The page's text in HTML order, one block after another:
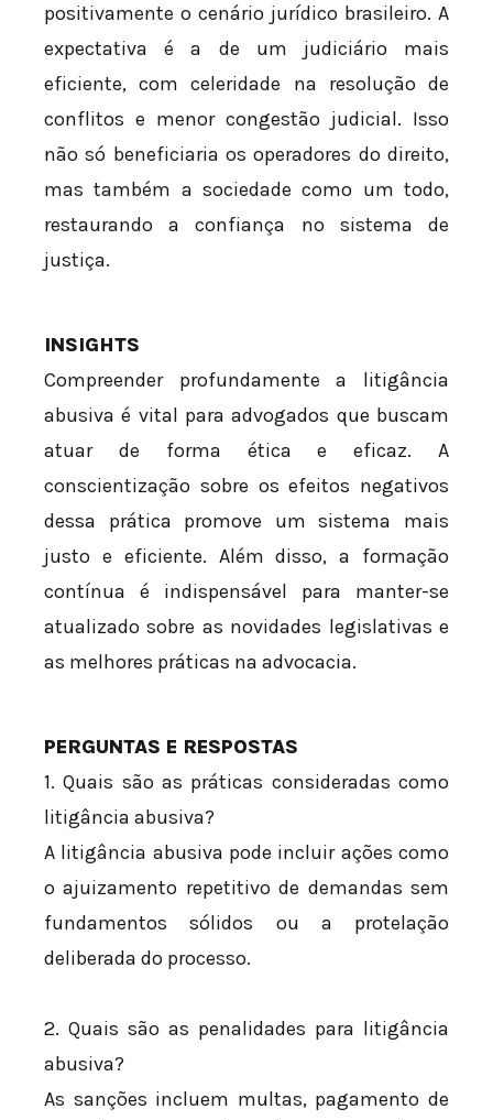
positivamente o cenário jurídico brasileiro. A
expectativa é a de um judiciário mais
eficiente, com celeridade na resolução de
conflitos e menor congestão judicial. Isso
não só beneficiaria os operadores do direito,
mas também a sociedade como um todo,
restaurando a confiança no sistema de
justiça.
INSIGHTS
Compreender profundamente a litigância
abusiva é vital para advogados que buscam
atuar de forma ética e eficaz. A
conscientização sobre os efeitos negativos
dessa prática promove um sistema mais
justo e eficiente. Além disso, a formação
contínua é indispensável para manter-se
atualizado sobre as novidades legislativas e
as melhores práticas na advocacia.
PERGUNTAS E RESPOSTAS
1. Quais são as práticas consideradas como
litigância abusiva?
A litigância abusiva pode incluir ações como
o ajuizamento repetitivo de demandas sem
fundamentos sólidos ou a protelação
deliberada do processo.
2. Quais são as penalidades para litigância
abusiva?
As sanções incluem multas, pagamento de